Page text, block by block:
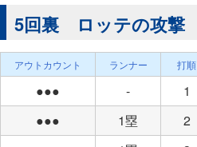
5回裏 ロッテの攻撃
アウトカウント ランナー 打順
●●● - 1
●●●
1塁 2